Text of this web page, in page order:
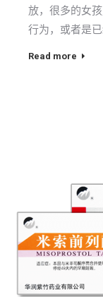
放，很多的女
行为，或者是
Read more